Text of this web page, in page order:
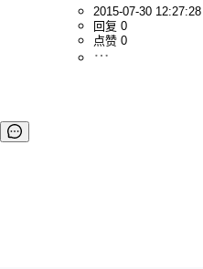
2015-07-30 12:27:28
回复 0
点赞 0